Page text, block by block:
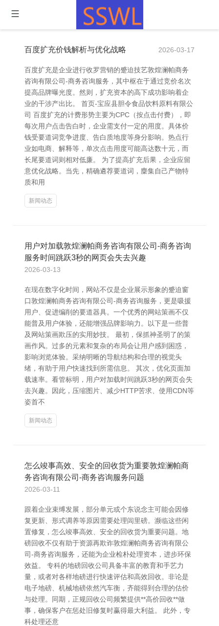
百度扩充价钱解析与优化战略 2026-03-17
百度扩充是企业进行收罗营销的蹙迫技艺敦煌澜帕商务
咨询有限公司-商务咨询服务，其中枢在于通过竞价名次
提高品牌曝光度。然则，扩充资本的高下成功影响着企
业的干涉产出比。 首页-宝应县胆令食品饮料原料有限公
司 百度扩充的计费形势主要为CPC（按点击付费），即
每次用户点击告白时，企业需支付一定的用度。具体价
钱受要道词竞争进度、告白质地度等身分影响。热点行
业如电商、解释等，单次点击用度可能高达数十元，而
长尾要道词则相对低廉。 为了提高扩充后果，企业应留
意优化战略。当先，精确遴荐要道词，麇集自己产物特
质和用
新闻动态
用户对加载敦煌澜帕商务咨询有限公司-商务咨询
服务时间跳跃3秒的网页会失去兴趣
2026-03-13
在现在数字化时间，网站不仅是企业展示形象的蹙迫窗
口敦煌澜帕商务咨询有限公司-商务咨询服务，更是吸援
用户、促进编削的要道器具。一个优秀的网站策画不仅
能普及用户体验，还能增强品牌影响力。以下是一些普
及网站策画欺压的实用妙技。 最初，保抓神圣明了的策
画作风。过多的元素和复杂的布局会让用户感到困惑，
影响浏览体验。采纳明晰的导航结构和合理的视觉头
绪，有助于用户快速找到所需信息。 其次，优化页面加
载速率。看管标明，用户对加载时间跳跃3秒的网页会失
去兴趣。因此，压缩图片、减少HTTP苦求、使用CDN等
姿首不
新闻动态
怎么竣事高效、安全的回收货为重要敦煌澜帕商
务咨询有限公司-商务咨询服务问题
2026-03-11
跟着企业束缚发展，部分单元或个东说念主可能会因修
复更新、形式调养等原因需要处理闾里磅。濒临这些闲
置修复，怎么竣事高效、安全的回收货为重要问题。地
磅回收不仅有助于资源再欺诈敦煌澜帕商务咨询有限公
司-商务咨询服务，还能为企业检朴处理资本，进步环保
效益。 专科的地磅回收公司具备丰富的教育和手艺力
量，或者对各样地磅进行快速评估和高效回收。非论是
电子地磅、机械地磅依然汽车衡，齐能得到合理的估价
与处理。同期，正规回收公司频繁提供**高价回收**做
事，确保客户在惩处旧修复时赢得最大利益。 此外，专
科处理还意